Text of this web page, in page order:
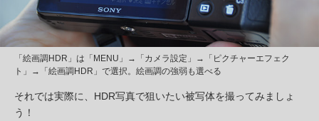
「絵画調HDR」は「MENU」→「カメラ設定」→「ピクチャーエフェク
ト」→「絵画調HDR」で選択。絵画調の強弱も選べる
それでは実際に、HDR写真で狙いたい被写体を撮ってみましょ
う！